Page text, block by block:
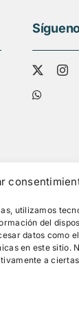
utilizamos
del
datos como
en este sitio.
a